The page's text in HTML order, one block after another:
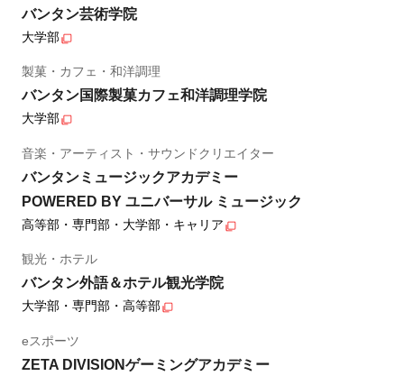
バンタン芸術学院
大学部
製菓・カフェ・和洋調理
バンタン国際製菓カフェ和洋調理学院
大学部
音楽・アーティスト・サウンドクリエイター
バンタンミュージックアカデミー
POWERED BY ユニバーサル ミュージック
高等部・専門部・大学部・キャリア
観光・ホテル
バンタン外語＆ホテル観光学院
大学部・専門部・高等部
eスポーツ
ZETA DIVISIONゲーミングアカデミー